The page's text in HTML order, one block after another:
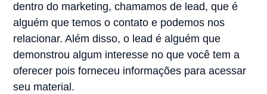
dentro do marketing, chamamos de lead, que é
alguém que temos o contato e podemos nos
relacionar. Além disso, o lead é alguém que
demonstrou algum interesse no que você tem a
oferecer pois forneceu informações para acessar
seu material.